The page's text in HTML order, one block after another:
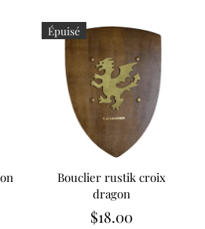
Épuisé
Bouclier rustik croix
dragon
$18.00